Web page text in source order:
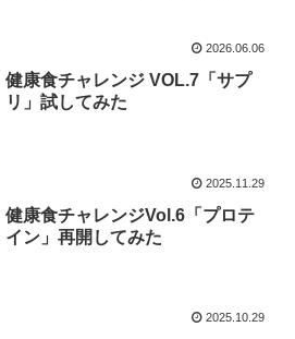
2026.06.06
健康食チャレンジ VOL.7「サプ
リ」試してみた
2025.11.29
健康食チャレンジVol.6「プロテ
イン」再開してみた
2025.10.29